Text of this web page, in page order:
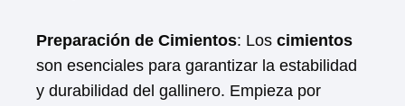
Preparación de Cimientos: Los cimientos
son esenciales para garantizar la estabilidad
y durabilidad del gallinero. Empieza por